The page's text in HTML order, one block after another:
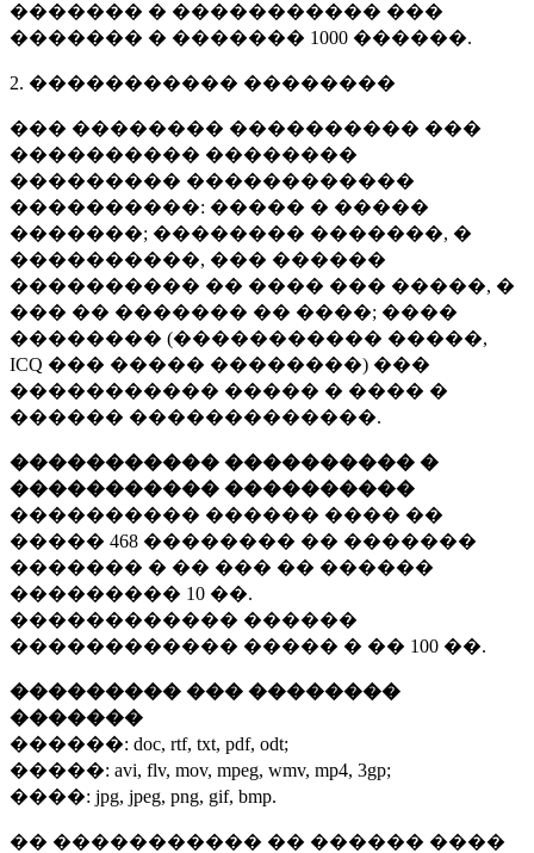
������� � ����������� ���
������� � ������� 1000 ������.
2. ����������� ��������
��� �������� ���������� ���
���������� ��������
��������� ������������
����������: ����� � �����
�������; �������� �������, �
����������, ��� ������
���������� �� ���� ��� �����, �
��� �� ������� �� ����; ����
�������� (����������� �����,
ICQ ��� ����� ��������) ���
����������� ����� � ���� �
������ �������������.
����������� ���������� �
����������� ����������
���������� ������ ���� ��
����� 468 �������� �� �������
������� � �� ��� �� ������
��������� 10 ��.
������������ ������
������������ ����� � �� 100 ��.
��������� ��� ��������
�������
������: doc, rtf, txt, pdf, odt;
�����: avi, flv, mov, mpeg, wmv, mp4, 3gp;
����: jpg, jpeg, png, gif, bmp.
�� ����������� �� ������ ����